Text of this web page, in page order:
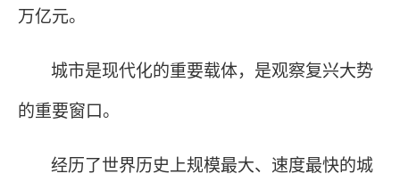
万亿元。
城市是现代化的重要载体，是观察复兴大势
的重要窗口。
经历了世界历史上规模最大、速度最快的城